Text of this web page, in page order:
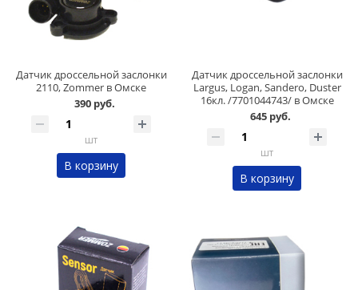
Датчик дроссельной заслонки
2110, Zommer в Омске
390 руб.
шт
В корзину
Датчик дроссельной заслонки
Largus, Logan, Sandero, Duster
16кл. /7701044743/ в Омске
645 руб.
шт
В корзину